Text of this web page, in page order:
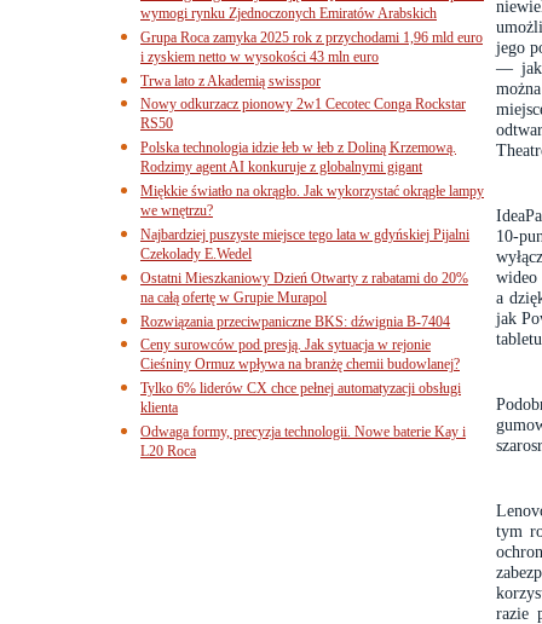
jego
—
10-
wideo
a
jak
tym
razie
wymogi rynku Zjednoczonych Emiratów Arabskich
Grupa Roca zamyka 2025 rok z przychodami 1,96 mld euro
i zyskiem netto w wysokości 43 mln euro
Trwa lato z Akademią swisspor
Nowy odkurzacz pionowy 2w1 Cecotec Conga Rockstar
RS50
Polska technologia idzie łeb w łeb z Doliną Krzemową.
Rodzimy agent AI konkuruje z globalnymi gigant
Miękkie światło na okrągło. Jak wykorzystać okrągłe lampy
we wnętrzu?
Najbardziej puszyste miejsce tego lata w gdyńskiej Pijalni
Czekolady E.Wedel
Ostatni Mieszkaniowy Dzień Otwarty z rabatami do 20%
na całą ofertę w Grupie Murapol
Rozwiązania przeciwpaniczne BKS: dźwignia B-7404
Ceny surowców pod presją. Jak sytuacja w rejonie
Cieśniny Ormuz wpływa na branżę chemii budowlanej?
Tylko 6% liderów CX chce pełnej automatyzacji obsługi
klienta
Odwaga formy, precyzja technologii. Nowe baterie Kay i
L20 Roca